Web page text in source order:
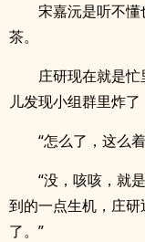
宋嘉沅是听不
茶。
庄研现在就是
儿发现小组群里炸了
“怎么了，这么
“没，咳咳，就
到的一点生机，庄
了。”